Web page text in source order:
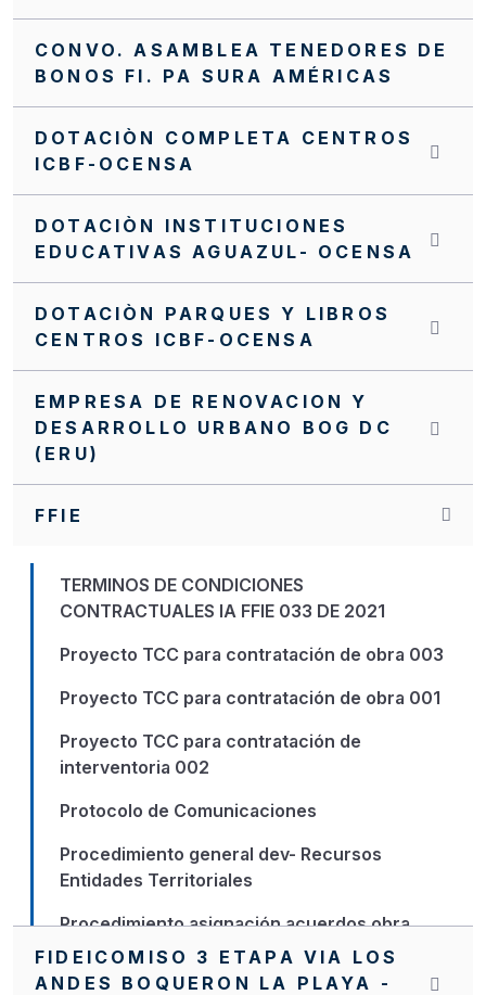
CONVO. ASAMBLEA TENEDORES DE
BONOS FI. PA SURA AMÉRICAS
DOTACIÒN COMPLETA CENTROS
ICBF-OCENSA
DOTACIÒN INSTITUCIONES
EDUCATIVAS AGUAZUL- OCENSA
DOTACIÒN PARQUES Y LIBROS
CENTROS ICBF-OCENSA
EMPRESA DE RENOVACION Y
DESARROLLO URBANO BOG DC
(ERU)
FFIE
TERMINOS DE CONDICIONES
CONTRACTUALES IA FFIE 033 DE 2021
Proyecto TCC para contratación de obra 003
Proyecto TCC para contratación de obra 001
Proyecto TCC para contratación de
interventoria 002
Protocolo de Comunicaciones
Procedimiento general dev- Recursos
Entidades Territoriales
Procedimiento asignación acuerdos obra
PQR
FIDEICOMISO 3 ETAPA VIA LOS
ANDES BOQUERON LA PLAYA -